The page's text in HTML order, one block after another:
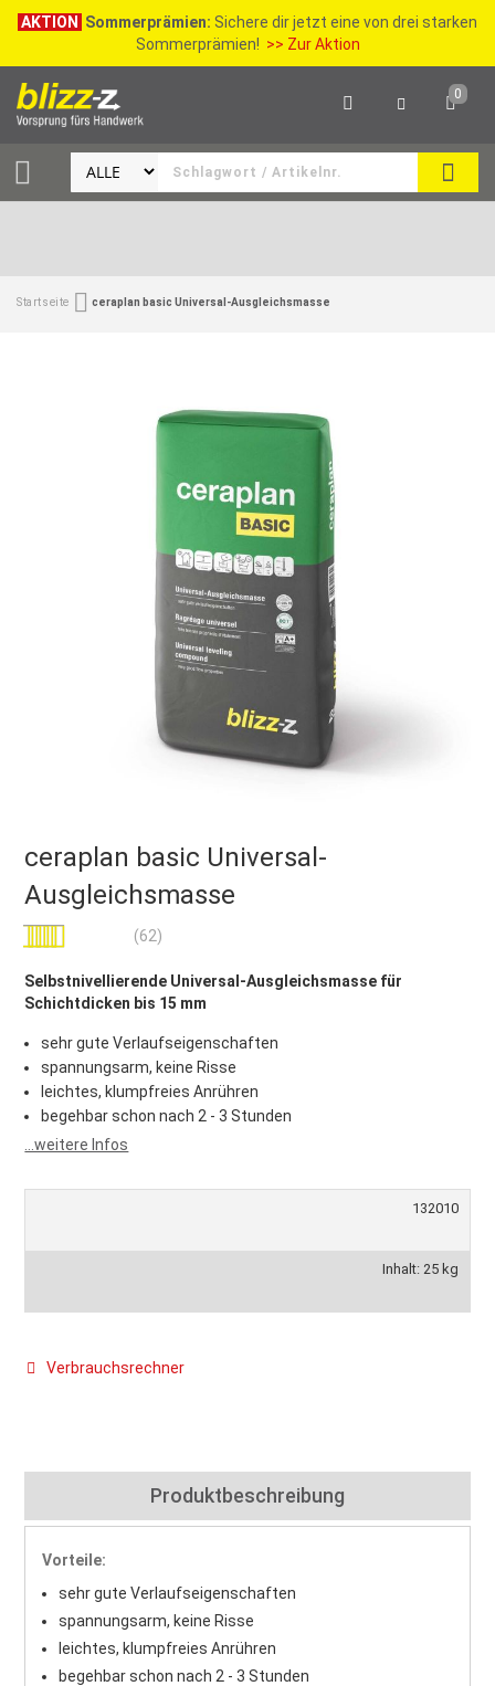
AKTION Sommerprämien: Sichere dir jetzt eine von drei starken
Sommerprämien! >> Zur Aktion
0
Startseite ceraplan basic Universal-Ausgleichsmasse
ceraplan basic Universal-
Ausgleichsmasse
Bewertung: (62)
Selbstnivellierende Universal-Ausgleichsmasse für
Schichtdicken bis 15 mm
sehr gute Verlaufseigenschaften
spannungsarm, keine Risse
leichtes, klumpfreies Anrühren
begehbar schon nach 2 - 3 Stunden
...weitere Infos
132010
Inhalt: 25 kg
Verbrauchsrechner
Produktbeschreibung
Vorteile:
sehr gute Verlaufseigenschaften
spannungsarm, keine Risse
leichtes, klumpfreies Anrühren
begehbar schon nach 2 - 3 Stunden